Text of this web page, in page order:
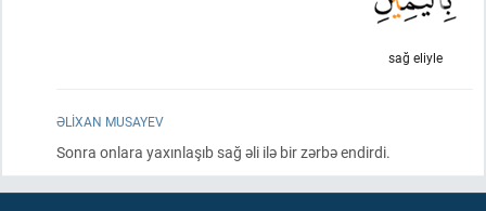
sağ eliyle
ƏLIXAN MUSAYEV
Sonra onlara yaxınlaşıb sağ əli ilə bir zərbə endirdi.